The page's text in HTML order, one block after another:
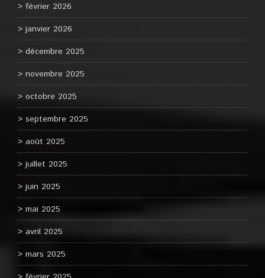
février 2026
janvier 2026
décembre 2025
novembre 2025
octobre 2025
septembre 2025
août 2025
juillet 2025
juin 2025
mai 2025
avril 2025
mars 2025